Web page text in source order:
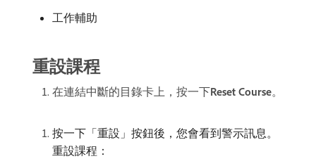
工作輔助
重設課程
在連結中斷的目錄卡上，按一下​Reset Course。
按一下「重設」按鈕後，您會看到警示訊息。
重設課程：